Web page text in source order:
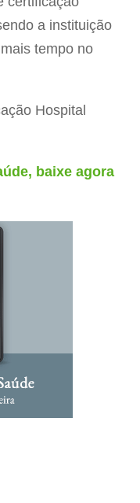
a instituição
tempo no
Hospital
baixe agora